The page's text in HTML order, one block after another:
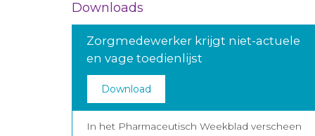
Downloads
Zorgmedewerker krijgt niet-actuele
en vage toedienlijst
Download
In het Pharmaceutisch Weekblad verscheen